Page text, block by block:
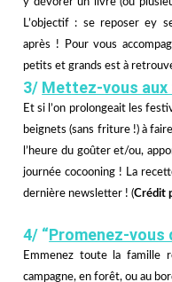
L’objectif : se reposer ey
après ! Pour vous
petits et grands est à
3/ Mettez-vous aux
Et si l’on prolongeait les
beignets (sans friture !) à
l’heure du goûter et/ou,
journée cocooning ! La
dernière newsletter ! (Crédit
4/ “Promenez-vous
Emmenez toute la famille
campagne, en forêt, ou au